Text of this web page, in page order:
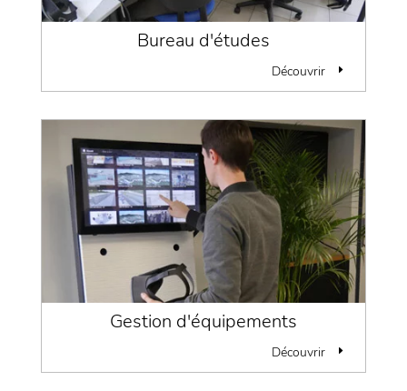
Bureau d'études
Découvrir
Gestion d'équipements
Découvrir